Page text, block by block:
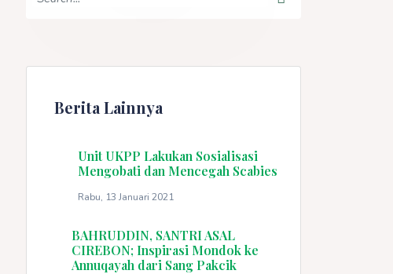
Berita Lainnya
Unit UKPP Lakukan Sosialisasi
Mengobati dan Mencegah Scabies
Rabu, 13 Januari 2021
BAHRUDDIN, SANTRI ASAL
CIREBON; Inspirasi Mondok ke
Annuqayah dari Sang Pakcik